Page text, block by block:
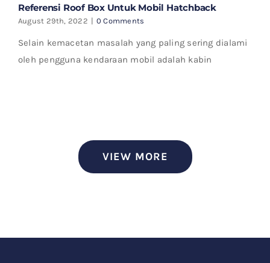
Referensi Roof Box Untuk Mobil Hatchback
August 29th, 2022 | 0 Comments
Selain kemacetan masalah yang paling sering dialami
oleh pengguna kendaraan mobil adalah kabin
VIEW MORE